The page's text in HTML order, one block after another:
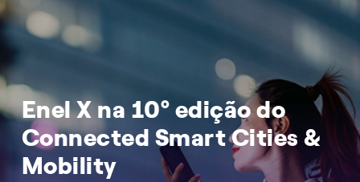
Enel X na 10º edição do
Connected Smart Cities &
Mobility